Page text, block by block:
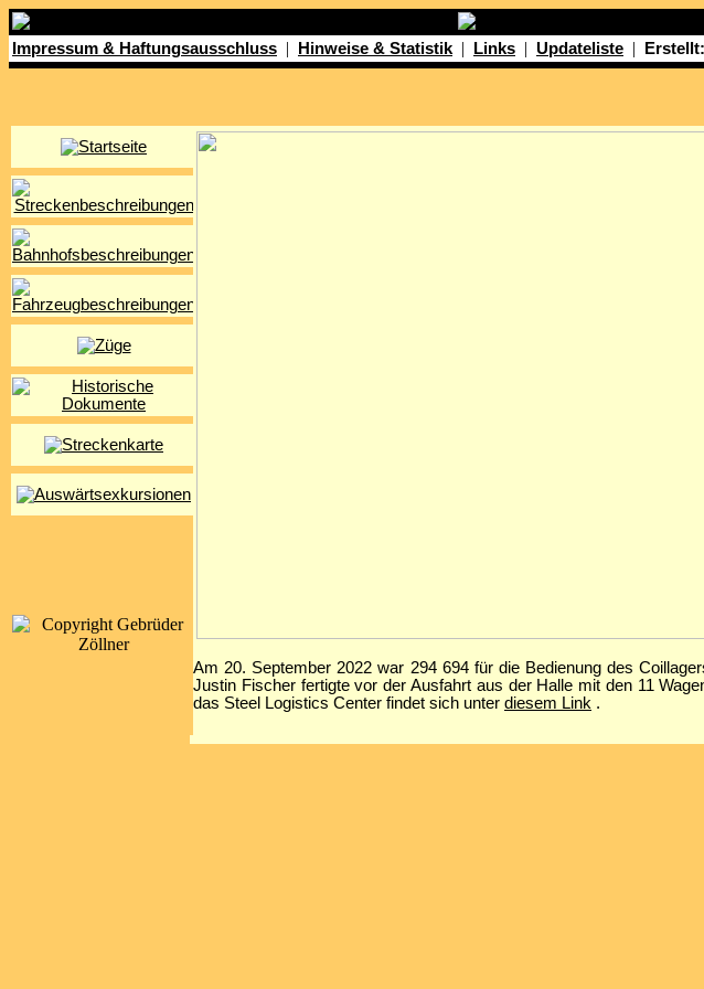
Impressum & Haftungsausschluss | Hinweise & Statistik | Links | Updateliste |
Am 20. September 2022 war 294 694 für die Bedienung des
Justin Fischer fertigte vor der Ausfahrt aus der Halle mit den 11
das Steel Logistics Center findet sich unter diesem Link .